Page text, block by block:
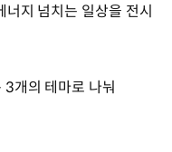
너지 넘치는 일상을 전시
개의 테마로 나눠